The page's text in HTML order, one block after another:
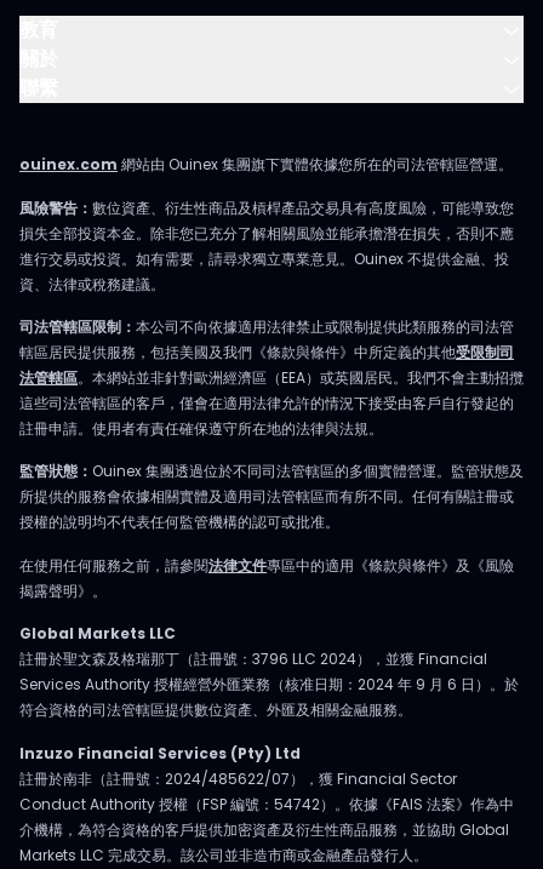
ouinex.com 網站由 Ouinex 集團旗下實體依據您所在的司法管轄區營運。
風險警告： 數位資產、衍生性商品及槓桿產品交易具有高度風險，可能導致您
損失全部投資本金。除非您已充分了解相關風險並能承擔潛在損失，否則不應
進行交易或投資。如有需要，請尋求獨立專業意見。Ouinex 不提供金融、投
資、法律或稅務建議。
司法管轄區限制： 本公司不向依據適用法律禁止或限制提供此類服務的司法管
轄區居民提供服務，包括美國及我們《條款與條件》中所定義的其他受限制司
法管轄區。本網站並非針對歐洲經濟區（EEA）或英國居民。我們不會主動招攬
這些司法管轄區的客戶，僅會在適用法律允許的情況下接受由客戶自行發起的
註冊申請。使用者有責任確保遵守所在地的法律與法規。
監管狀態： Ouinex 集團透過位於不同司法管轄區的多個實體營運。監管狀態及
所提供的服務會依據相關實體及適用司法管轄區而有所不同。任何有關註冊或
授權的說明均不代表任何監管機構的認可或批准。
在使用任何服務之前，請參閱法律文件專區中的適用《條款與條件》及《風險
揭露聲明》。
Global Markets LLC
註冊於聖文森及格瑞那丁（註冊號：3796 LLC 2024），並獲 Financial
Services Authority 授權經營外匯業務（核准日期：2024 年 9 月 6 日）。於
符合資格的司法管轄區提供數位資產、外匯及相關金融服務。
Inzuzo Financial Services (Pty) Ltd
註冊於南非（註冊號：2024/485622/07），獲 Financial Sector
Conduct Authority 授權（FSP 編號：54742）。依據《FAIS 法案》作為中
介機構，為符合資格的客戶提供加密資產及衍生性商品服務，並協助 Global
Markets LLC 完成交易。該公司並非造市商或金融產品發行人。